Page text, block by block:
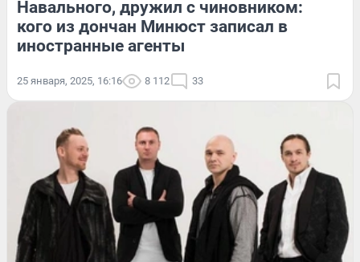
Навального, дружил с чиновником:
кого из дончан Минюст записал в
иностранные агенты
25 января, 2025, 16:16 8 112 33